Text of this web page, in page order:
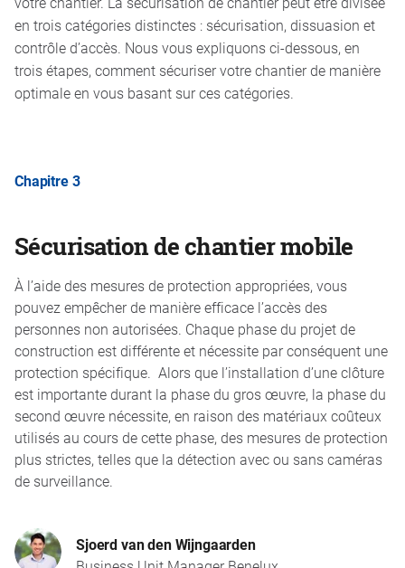
en trois catégories distinctes : sécurisation, dissuasion et
contrôle d’accès. Nous vous expliquons ci-dessous, en
trois étapes, comment sécuriser votre chantier de manière
optimale en vous basant sur ces catégories.
Chapitre 3
Sécurisation de chantier mobile
À l’aide des mesures de protection appropriées, vous
pouvez empêcher de manière efficace l’accès des
personnes non autorisées. Chaque phase du projet de
construction est différente et nécessite par conséquent une
protection spécifique. Alors que l’installation d’une clôture
est importante durant la phase du gros œuvre, la phase du
second œuvre nécessite, en raison des matériaux coûteux
utilisés au cours de cette phase, des mesures de protection
plus strictes, telles que la détection avec ou sans caméras
de surveillance.
Sjoerd van den Wijngaarden